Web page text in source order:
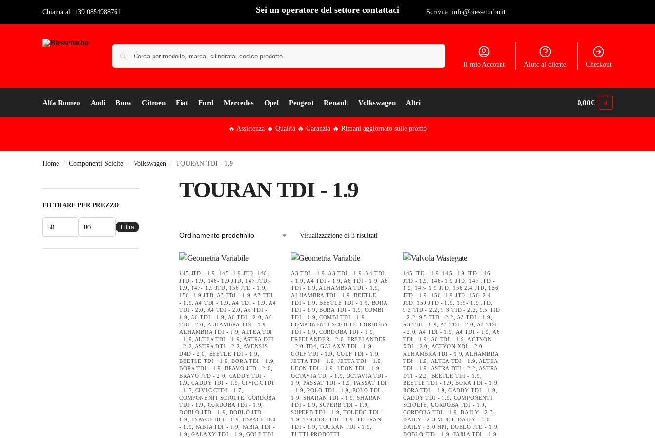
Chiama al: +39 0854988761 Sei un operatore del settore contattaci Scrivi a: info@biesseturbo.it
Il mio Account Aiuto al cliente Checkout
Alfa Romeo Audi Bmw Citroen Fiat Ford Mercedes Opel Peugeot Renault Volkswagen Altri 0,00€ 0
🔥 Assistenza 🔥 Qualità 🔥 Garanzia 🔥 Rimani aggiornato sulle promo
Home / Componenti Sciolte / Volkswagen / TOURAN TDI - 1.9
TOURAN TDI - 1.9
Visualizzazione di 3 risultati
145 JTD - 1.9 145- 1.9 JTD
146
JTD - 1.9
146- 1.9 JTD
147 JTD -
1.9
147- 1.9 JTD 156 JTD - 1.9
156- 1.9 JTD
A3 TDI - 1.9
A3 TDI
- 1.9
A4 TDI - 1.9 A4 TDI - 1.9
A4
TDI - 2.0
A4 TDI - 2.0
A6 TDI -
1.9
A6 TDI - 1.9 A6 TDI - 2.0
A6
TDI - 2.0
ALHAMBRA TDI - 1.9
ALHAMBRA TDI - 1.9
ALTEA TDI
- 1.9
ALTEA TDI - 1.9
ASTRA DTI
- 2.2
ASTRA DTI - 2.2
AVENSIS
D4D - 2.0
BEETLE TDI - 1.9
BEETLE TDI - 1.9
,BORA TDI - 1.9
BORA TDI - 1.9
,BRAVO JTD - 2.0
BRAVO JTD - 2.0
CADDY TDI -
1.9
,CADDY TDI - 1.9 ,CIVIC CTDI
- 1.7
CIVIC CTDI - 1.7
COMPONENTI SCIOLTE
CORDOBA
TDI - 1.9
CORDOBA TDI - 1.9
DOBLÓ JTD - 1.9
DOBLÓ JTD -
1.9
,ESPACE DCI - 1.9
ESPACE DCI
- 1.9
FABIA TDI - 1.9
FABIA TDI -
1.9
,GALAXY TDI - 1.9
GOLF TDI
A3 TDI - 1.9 A3 TDI - 1.9
A4 TDI
- 1.9
A4 TDI - 1.9 A6 TDI - 1.9
A6
TDI - 1.9
ALHAMBRA TDI - 1.9
ALHAMBRA TDI - 1.9
,BEETLE
TDI - 1.9
,BEETLE TDI - 1.9
BORA
TDI - 1.9
,BORA TDI - 1.9 ,COMBI
TDI - 1.9
,COMBI TDI - 1.9
COMPONENTI SCIOLTE ,CORDOBA
TDI - 1.9
,CORDOBA TDI - 1.9
FREELANDER - 2.0
FREELANDER
- 2.0 TD4 ,GALAXY TDI - 1.9
GOLF TDI - 1.9
GOLF TDI - 1.9
JETTA TDI - 1.9
,JETTA TDI - 1.9
LEON TDI - 1.9
LEON TDI - 1.9
OCTAVIA TDI - 1.9
OCTAVIA TDI -
1.9
PASSAT TDI - 1.9 ,PASSAT TDI
- 1.9
,POLO TDI - 1.9 ,POLO TDI -
1.9
SHARAN TDI - 1.9 ,SHARAN
TDI - 1.9
,SUPERB TDI - 1.9
SUPERB TDI - 1.9
TOLEDO TDI -
1.9
TOLEDO TDI - 1.9 ,TOURAN
TDI - 1.9
,TOURAN TDI - 1.9
TUTTI PRODOTTI
145 JTD - 1.9 145- 1.9 JTD
146
JTD - 1.9
146- 1.9 JTD
147 JTD -
1.9
147- 1.9 JTD 156 2.4 JTD
156
JTD - 1.9
156- 1.9 JTD
156- 2.4
JTD
159 JTD - 1.9 159- 1.9 JTD
9.3 TID - 2.2
,9.3 TID - 2.2
9.5 TID
- 2.2
9.5 TID - 2.2 A3 TDI - 1.9
A3 TDI - 1.9
A3 TDI - 2.0
A3 TDI
- 2.0
A4 TDI - 1.9 A4 TDI - 1.9
A6
TDI - 1.9
A6 TDI - 1.9
ACTYON
XDI - 2.0
ACTYON XDI - 2.0
ALHAMBRA TDI - 1.9
ALHAMBRA
TDI - 1.9
ALTEA TDI - 1.9
ALTEA
TDI - 1.9
ASTRA DTI - 2.2
ASTRA
DTI - 2.2
BEETLE TDI - 1.9
BEETLE TDI - 1.9
,BORA TDI - 1.9
BORA TDI - 1.9
,CADDY TDI - 1.9
CADDY TDI - 1.9
COMPONENTI
SCIOLTE ,CORDOBA TDI - 1.9
CORDOBA TDI - 1.9
,DAILY - 2.3
DAILY - 2.3 M-JET,DAILY - 3.0
DAILY - 3.0 HPI
DOBLÓ JTD - 1.9
DOBLÓ JTD - 1.9
FABIA TDI - 1.9
FILTRARE PER PREZZO
Filtra